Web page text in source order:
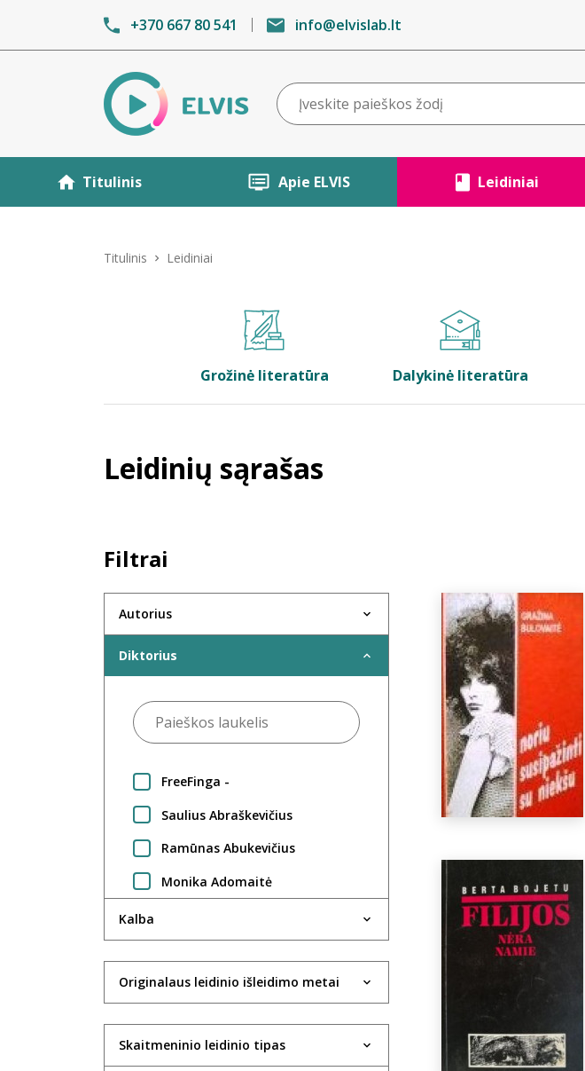
+370 667 80 541 info@elvislab.lt
Titulinis Apie ELVIS Leidiniai
Titulinis Leidiniai
Grožinė literatūra Dalykinė literatūra
Leidinių sąrašas
Filtrai
Autorius
Diktorius
FreeFinga -
Saulius Abraškevičius
Ramūnas Abukevičius
Monika Adomaitė
Jūratė Adomaitytė
Violeta Agejeva
Kalba
Originalaus leidinio išleidimo metai
Skaitmeninio leidinio tipas